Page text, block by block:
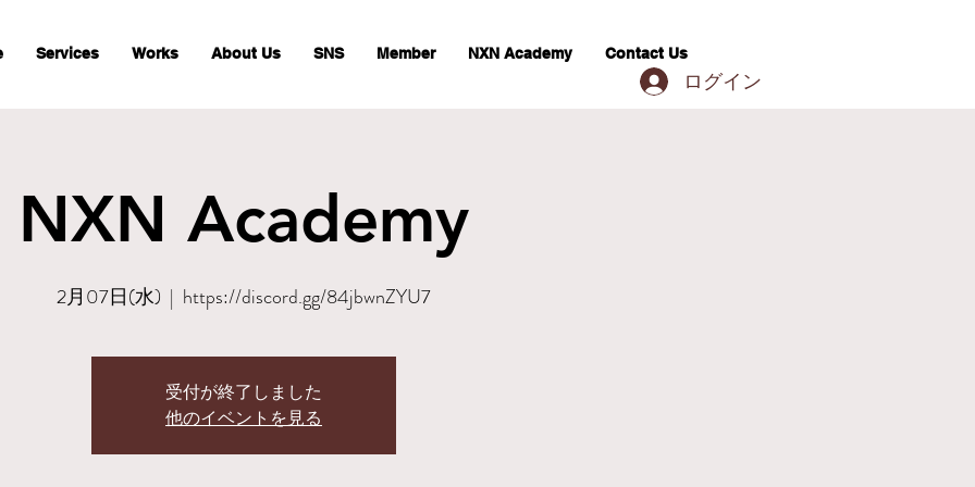
Services Works About Us SNS Member NXN Academy Contact Us
ログイン
NXN Academy
2月07日(水)
  |
https://discord.gg/84jbwnZYU7
受付が終了しました
他のイベントを見る